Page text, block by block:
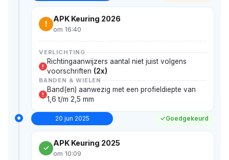
!
APK Keuring 2026
om 16:40
VERLICHTING
!
Richtingaanwijzers aantal niet juist volgens
voorschriften (2x)
BANDEN & WIELEN
!
Band(en) aanwezig met een profieldiepte van
1,6 t/m 2,5 mm
20 jun 2025 Goedgekeurd
APK Keuring 2025
om 10:09